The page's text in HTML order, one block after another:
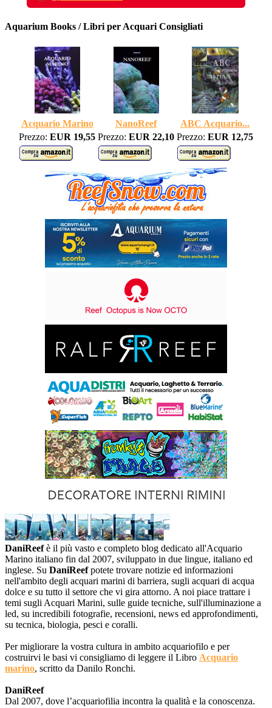
Aquarium Books / Libri per Acquari Consigliati
Acquario Marino NanoReef
ABC Acquario...
Prezzo: EUR 19,55 Prezzo: EUR 22,10 Prezzo: EUR 12,75
DaniReefè il più vasto e completo blog dedicato all'Acquario
Marino italiano fin dal 2007, sviluppato in due lingue, italiano ed
inglese. Su DaniReefpotete trovare notizie ed informazioni
nell'ambito degli acquari marini di barriera, sugli acquari di acqua
dolce e su tutto il settore che vi gira attorno. A noi piace trattare i
temi sugli Acquari Marini, sulle guide tecniche, sull'illuminazione a
led, su incredibili fotografie, recensioni, news ed approfondimenti,
su tecnica, biologia, pesci e coralli.
Per migliorare la vostra cultura in ambito acquariofilo e per
costruirvi le basi vi consigliamo di leggere il Libro Acquario
marino, scritto da Danilo Ronchi.
DaniReef
Dal 2007, dove l’acquariofilia incontra la qualità e la conoscenza.